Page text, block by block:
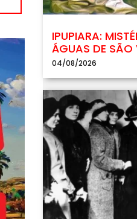
IPUPIARA:
ÁGUAS DE SÃO
04/08/2026